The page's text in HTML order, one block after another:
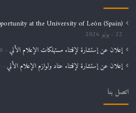
at the University of León (Spain)
22 يوليو 2026
إعلان عن إستشارة لإقتناء مستهلكات الإعلام الألي 20
إعلان عن إستشارة لإقتناء عتاد ولوازم الإعلام الألي
اتصل بنا